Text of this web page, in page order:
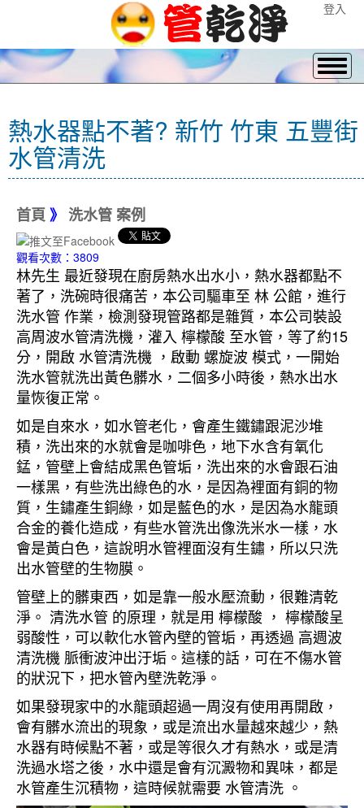
登入
熱水器點不著? 新竹 竹東 五豐街
水管清洗
首頁 》 洗水管 案例
觀看次數：3809
林先生 最近發現在廚房熱水出水小，熱水器都點不
著了，洗碗時很痛苦，本公司驅車至 林 公館，進行
洗水管 作業，檢測發現管路都是雜質，本公司裝設
高周波水管清洗機，灌入 檸檬酸 至水管，等了約15
分，開啟 水管清洗機 ，啟動 螺旋波 模式，一開始
洗水管就洗出黃色髒水，二個多小時後，熱水出水
量恢復正常。
如是自來水，如水管老化，會產生鐵鏽跟泥沙堆
積，洗出來的水就會是咖啡色，地下水含有氧化
錳，管壁上會結成黑色管垢，洗出來的水會跟石油
一樣黑，有些洗出綠色的水，是因為裡面有銅的物
質，生鏽產生銅綠，如是藍色的水，是因為水龍頭
合金的養化造成，有些水管洗出像洗米水一樣，水
會是黃白色，這說明水管裡面沒有生鏽，所以只洗
出水管壁的生物膜。
管壁上的髒東西，如是靠一般水壓流動，很難清乾
淨。 清洗水管 的原理，就是用 檸檬酸 ， 檸檬酸呈
弱酸性，可以軟化水管內壁的管垢，再透過 高週波
清洗機 脈衝波沖出汙垢。這樣的話，可在不傷水管
的狀況下，把水管內壁洗乾淨。
如果發現家中的水龍頭超過一周沒有使用再開啟，
會有髒水流出的現象，或是流出水量越來越少，熱
水器有時候點不著，或是等很久才有熱水，或是清
洗過水塔之後，水中還是會有沉澱物和異味，都是
水管產生沉積物，這時候就需要 水管清洗 。